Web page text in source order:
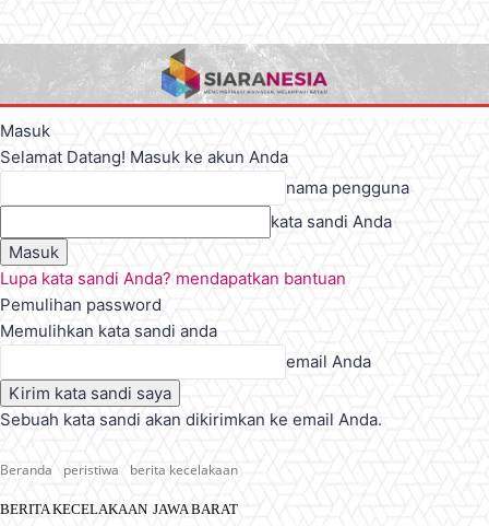
Masuk
Selamat Datang! Masuk ke akun Anda
nama pengguna
kata sandi Anda
Lupa kata sandi Anda? mendapatkan bantuan
Pemulihan password
Memulihkan kata sandi anda
email Anda
Sebuah kata sandi akan dikirimkan ke email Anda.
Beranda peristiwa berita kecelakaan
BERITA KECELAKAAN JAWA BARAT